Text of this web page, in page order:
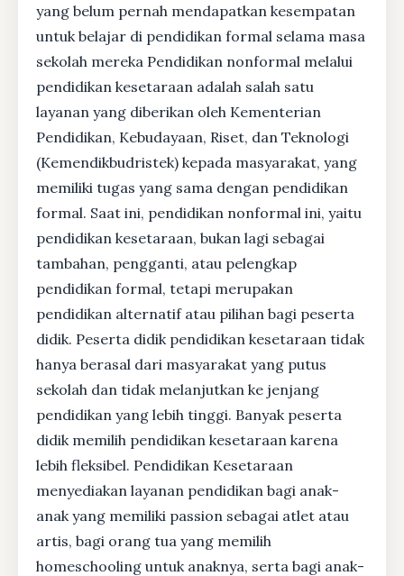
yang belum pernah mendapatkan kesempatan
untuk belajar di pendidikan formal selama masa
sekolah mereka Pendidikan nonformal melalui
pendidikan kesetaraan adalah salah satu
layanan yang diberikan oleh Kementerian
Pendidikan, Kebudayaan, Riset, dan Teknologi
(Kemendikbudristek) kepada masyarakat, yang
memiliki tugas yang sama dengan pendidikan
formal. Saat ini, pendidikan nonformal ini, yaitu
pendidikan kesetaraan, bukan lagi sebagai
tambahan, pengganti, atau pelengkap
pendidikan formal, tetapi merupakan
pendidikan alternatif atau pilihan bagi peserta
didik. Peserta didik pendidikan kesetaraan tidak
hanya berasal dari masyarakat yang putus
sekolah dan tidak melanjutkan ke jenjang
pendidikan yang lebih tinggi. Banyak peserta
didik memilih pendidikan kesetaraan karena
lebih fleksibel. Pendidikan Kesetaraan
menyediakan layanan pendidikan bagi anak-
anak yang memiliki passion sebagai atlet atau
artis, bagi orang tua yang memilih
homeschooling untuk anaknya, serta bagi anak-